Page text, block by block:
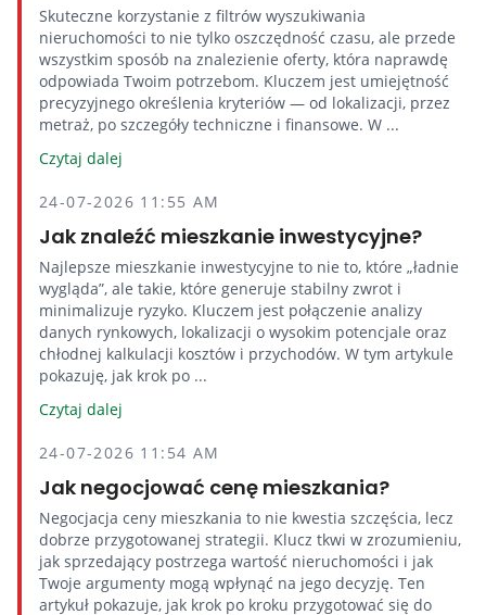
Skuteczne korzystanie z filtrów wyszukiwania
nieruchomości to nie tylko oszczędność czasu, ale przede
wszystkim sposób na znalezienie oferty, która naprawdę
odpowiada Twoim potrzebom. Kluczem jest umiejętność
precyzyjnego określenia kryteriów — od lokalizacji, przez
metraż, po szczegóły techniczne i finansowe. W ...
Czytaj dalej
24-07-2026 11:55 AM
Jak znaleźć mieszkanie inwestycyjne?
Najlepsze mieszkanie inwestycyjne to nie to, które „ładnie
wygląda”, ale takie, które generuje stabilny zwrot i
minimalizuje ryzyko. Kluczem jest połączenie analizy
danych rynkowych, lokalizacji o wysokim potencjale oraz
chłodnej kalkulacji kosztów i przychodów. W tym artykule
pokazuję, jak krok po ...
Czytaj dalej
24-07-2026 11:54 AM
Jak negocjować cenę mieszkania?
Negocjacja ceny mieszkania to nie kwestia szczęścia, lecz
dobrze przygotowanej strategii. Klucz tkwi w zrozumieniu,
jak sprzedający postrzega wartość nieruchomości i jak
Twoje argumenty mogą wpłynąć na jego decyzję. Ten
artykuł pokazuje, jak krok po kroku przygotować się do